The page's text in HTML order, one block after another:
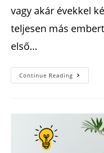
vagy akár évekkel
teljesen más
első…
Continue Reading